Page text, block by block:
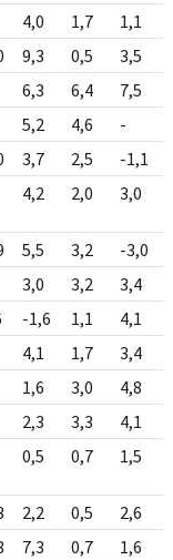
4,0 1,7 1,1
9,3 0,5 3,5
6,3 6,4 7,5
5,2 4,6 -
3,7 2,5 -1,1
4,2 2,0 3,0
5,5 3,2 -3,0
3,0 3,2 3,4
-1,6 1,1 4,1
4,1 1,7 3,4
1,6 3,0 4,8
2,3 3,3 4,1
0,5 0,7 1,5
2,2 0,5 2,6
7,3 0,7 1,6